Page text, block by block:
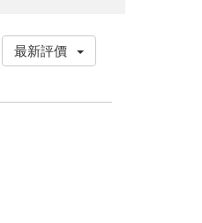
最新評價